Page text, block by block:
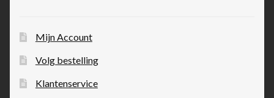
Mijn Account
Volg bestelling
Klantenservice